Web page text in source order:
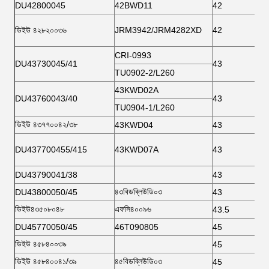
DU42800045 42BWD11 42
ডিইউ ৪২৮২০০৩৬ JRM3942/JRM4282XD 42
DU43730045/41
CRI-0993
43
TU0902-2/L260
DU43760043/40
43KWD02A
43
TU0904-1/L260
ডিইউ ৪৩৭৭০০৪২/৩৮
43KWD04 43
DU437700455/415 43KWD07A 43
DU43790041/38
43
DU43800050/45
৪৩বিডব্লিউডি০৩
43
ডিইউ৪৩৫০৮০৪৮
এফসি৪০০৯৬
43.5
DU45770050/45
46T090805
45
ডিইউ ৪৫৮৪০০৩৯
45
ডিইউ ৪৫৮৪০০৪১/৩৯
৪৫বিডব্লিউডি০৩ 45